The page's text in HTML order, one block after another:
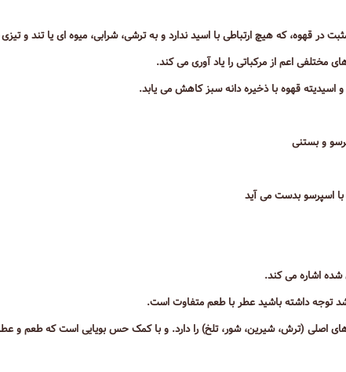
در قهوه، که هیچ ارتباطی با اسید ندارد و به ترشی، شرابی، میوه ای یا تند و تیزی
مختلفی اعم از مرکباتی را یاد آوری می کند.
اسیدیته قهوه با ذخیره دانه سبز کاهش می یابد.
و بستنی
اسپرسو بدست می آید
شده اشاره می کند.
توجه داشته باشید عطر با طعم متفاوت است.
(ترش، شیرین، شور، تلخ) را دارد. و با کمک حس بویایی است که طعم و